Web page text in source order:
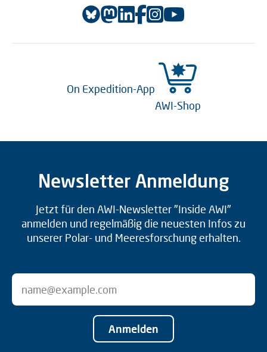
On Expedition-App
AWI-Shop
Newsletter Anmeldung
Jetzt für den AWI-Newsletter "Inside AWI"
anmelden und regelmäßig die neuesten Infos zu
unserer Polar- und Meeresforschung erhalten.
Anmelden